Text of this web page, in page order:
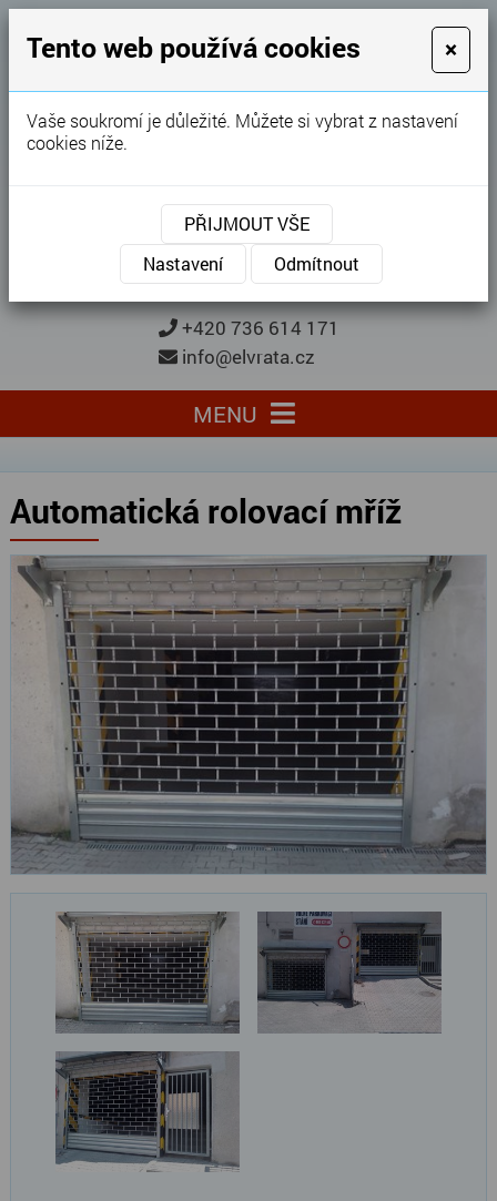
GARÁŽOVÁ VRATA
Karel Procházka
Garážová vrata, brány, ploty ...
Kontaktujte nás
KONTAKTUJTE NÁS
+420 736 614 171
info@elvrata.cz
MENU
Automatická rolovací mříž
Tento web používá cookies ×
Vaše soukromí je důležité. Můžete si vybrat z nastavení
cookies níže.
PŘIJMOUT VŠE
Nastavení
Odmítnout